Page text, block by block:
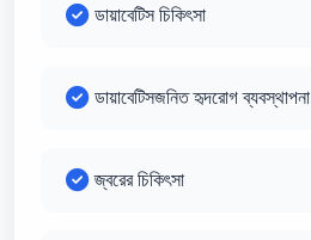
ডায়াবেটিস চিকিৎসা
ডায়াবেটিসজনিত হৃদরোগ ব্যবস্থাপনা
জ্বরের চিকিৎসা